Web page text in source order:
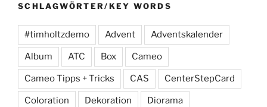
SCHLAGWÖRTER/KEY WORDS
#timholtzdemo Advent Adventskalender
Album ATC Box Cameo
Cameo Tipps + Tricks CAS CenterStepCard
Coloration Dekoration Diorama